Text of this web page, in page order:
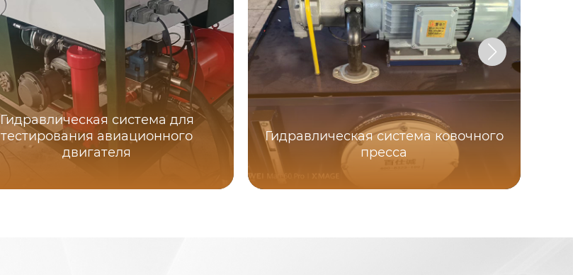
Гидравлическая система для
тестирования авиационного
двигателя
Гидравлическая система ковочного
пресса